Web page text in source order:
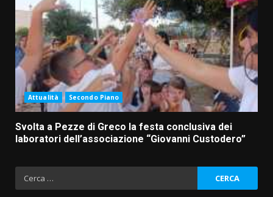
Attualità Secondo Piano
Svolta a Pezze di Greco la festa conclusiva dei
laboratori dell’associazione “Giovanni Custodero”
Ricerca
per: